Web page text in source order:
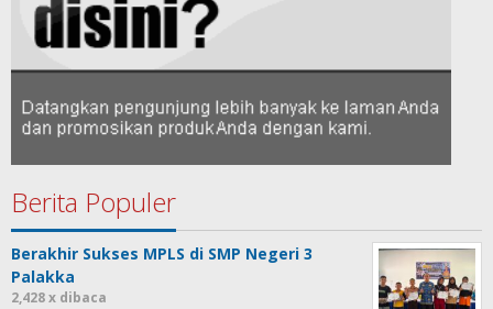
Berita Populer
Berakhir Sukses MPLS di SMP Negeri 3
Palakka
2,428 x dibaca